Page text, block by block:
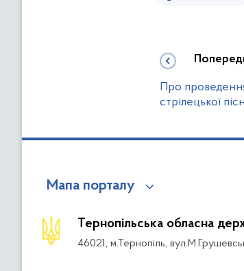
Про
стрілецької
Мапа порталу
Тернопільська обласна
46021, м.Тернопіль,